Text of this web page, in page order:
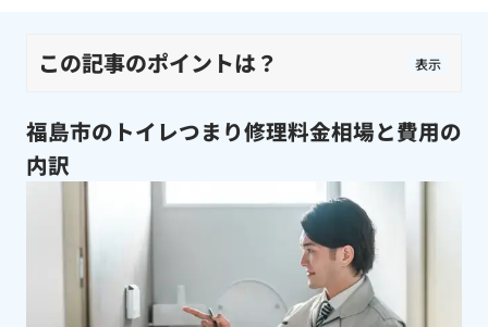
この記事のポイントは？ 表示
福島市のトイレつまり修理料金相場と費用の
内訳